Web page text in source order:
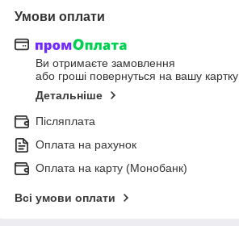
Умови оплати
Ви отримаєте замовлення
або гроші повернуться на вашу картку
Детальніше
Післяплата
Оплата на рахунок
Оплата на карту (Монобанк)
Всі умови оплати